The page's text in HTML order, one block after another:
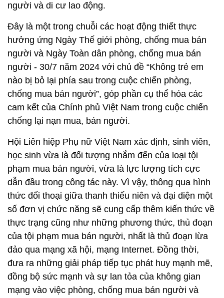
người và di cư lao động.
Đây là một trong chuỗi các hoạt động thiết thực
hưởng ứng Ngày Thế giới phòng, chống mua bán
người và Ngày Toàn dân phòng, chống mua bán
người - 30/7 năm 2024 với chủ đề “Không trẻ em
nào bị bỏ lại phía sau trong cuộc chiến phòng,
chống mua bán người”, góp phần cụ thể hóa các
cam kết của Chính phủ Việt Nam trong cuộc chiến
chống lại nạn mua, bán người.
Hội Liên hiệp Phụ nữ Việt Nam xác định, sinh viên,
học sinh vừa là đối tượng nhắm đến của loại tội
phạm mua bán người, vừa là lực lượng tích cực
dẫn đầu trong công tác này. Vì vậy, thông qua hình
thức đối thoại giữa thanh thiếu niên và đại diện một
số đơn vị chức năng sẽ cung cấp thêm kiến thức về
thực trạng cũng như những phương thức, thủ đoạn
của tội phạm mua bán người, nhất là thủ đoạn lừa
đảo qua mạng xã hội, mạng Internet. Đồng thời,
đưa ra những giải pháp tiếp tục phát huy mạnh mẽ,
đồng bộ sức mạnh và sự lan tỏa của không gian
mạng vào việc phòng, chống mua bán người và